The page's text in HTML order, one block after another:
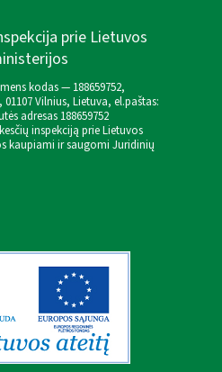
prie Lietuvos
kodas — 188659752,
Vilnius, Lietuva, el.paštas:
adresas 188659752
inspekciją prie Lietuvos
kaupiami ir saugomi Juridinių